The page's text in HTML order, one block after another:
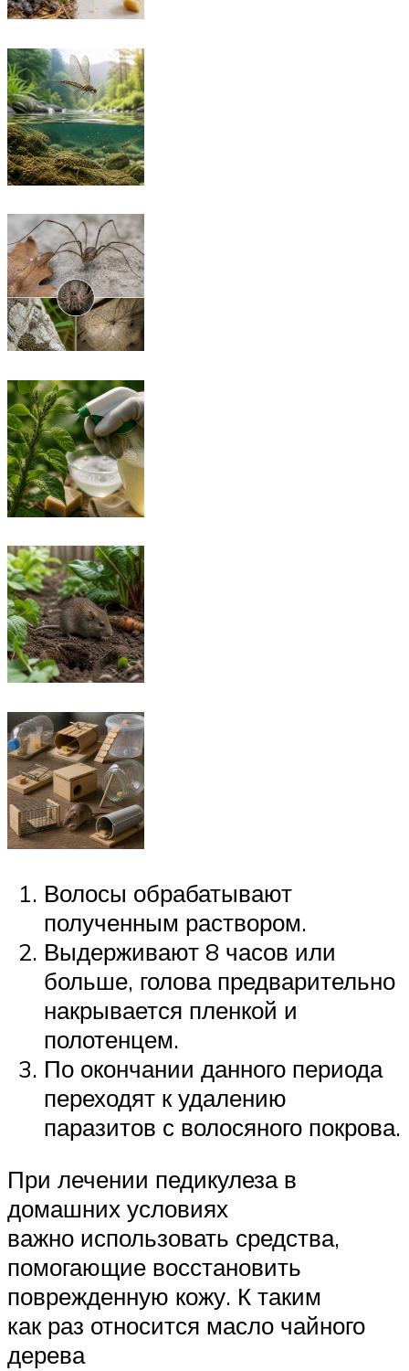
Волосы обрабатывают
полученным раствором.
Выдерживают 8 часов или
больше, голова предварительно
накрывается пленкой и
полотенцем.
По окончании данного периода
переходят к удалению
паразитов с волосяного покрова.
При лечении педикулеза в
домашних условиях
важно использовать средства,
помогающие восстановить
поврежденную кожу. К таким
как раз относится масло чайного
дерева